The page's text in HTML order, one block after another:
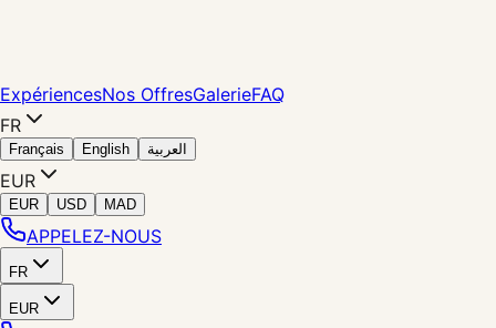
ExpériencesNos OffresGalerieFAQ
FR
Français English العربية
EUR
EUR USD MAD
APPELEZ-NOUS
FR
EUR